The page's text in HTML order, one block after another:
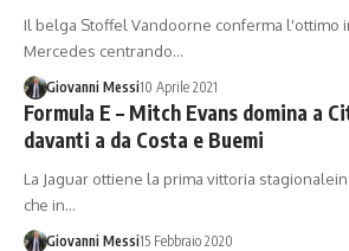
Il belga Stoffel Vandoorne conferma l'ottimo
Mercedes centrando…
Giovanni Messi10 Aprile 2021
Formula E – Mitch Evans domina a
davanti a da Costa e Buemi
La Jaguar ottiene la prima vittoria
che in…
Giovanni Messi15 Febbraio 2020